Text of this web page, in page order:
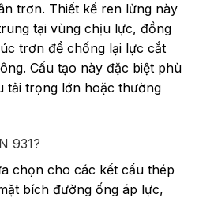
trơn. Thiết kế ren lửng này
tại vùng chịu lực, đồng
trơn để chống lại lực cắt
Cấu tạo này đặc biệt phù
tải trọng lớn hoặc thường
931?
chọn cho các kết cấu thép
bích đường ống áp lực,